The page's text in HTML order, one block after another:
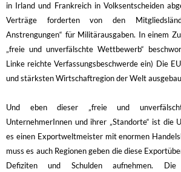
in Irland und Frankreich in Volksentscheiden
Verträge forderten von den
Anstrengungen“ für Militärausgaben. In einem
„freie und unverfälschte Wettbewerb“
Linke reichte Verfassungsbeschwerde ein) Die
und stärksten Wirtschaftregion der Welt
Und eben dieser „freie und
UnternehmerInnen und ihrer „Standorte“ ist die
es einen Exportweltmeister mit enormen
muss es auch Regionen geben die diese
Defiziten und Schulden aufnehmen. Die